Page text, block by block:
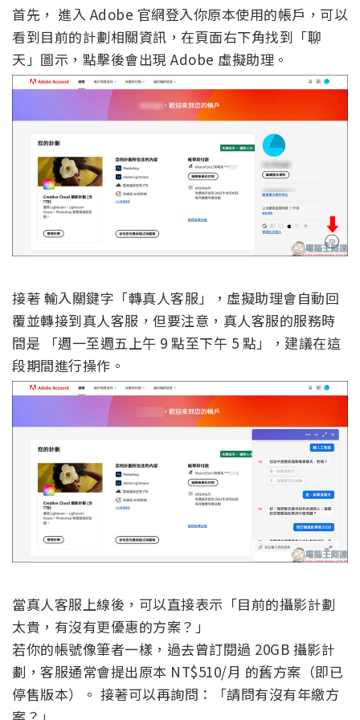
首先， 進入 Adobe 官網登入你原本使用的帳戶，可以
看到目前的計劃相關資訊，在頁面右下角找到「聊
天」圖示，點擊後會出現 Adobe 虛擬助理。
接著 輸入關鍵字「轉真人客服」，虛擬助理會自動回
覆並轉接到真人客服，但要注意，真人客服的服務時
間是 「週一至週五上午 9 點至下午 5 點」，建議在這
段期間進行操作。
當真人客服上線後，可以直接表示「目前的攝影計劃
太貴，有沒有更優惠的方案？」
若你的帳號像筆者一樣，過去曾訂閱過 20GB 攝影計
劃，客服通常會提出原本 NT$510/月 的舊方案（即已
停售版本）。 接著可以再詢問：「請問有沒有年繳方